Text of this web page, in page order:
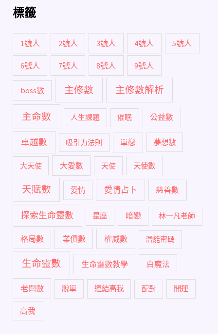
標籤
1號人 2號人 3號人 4號人 5號人
6號人 7號人 8號人 9號人
boss數 主修數 主修數解析
主命數 人生課題 催眠 公益數
卓越數 吸引力法則 單戀 夢想數
大天使 大愛數 天使 天使數
天賦數 愛情 愛情占卜 慈善數
探索生命靈數 星座 暗戀 林一凡老師
格局數 業債數 權威數 潛能密碼
生命靈數 生命靈數教學 白魔法
老闆數 脫單 連結高我 配對 開運
高我